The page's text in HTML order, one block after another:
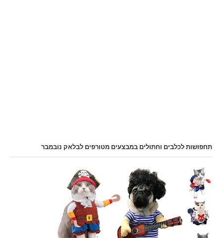
תחפושות לכלבים וחתולים במבצעים מטורפים לבלאק נובמבר